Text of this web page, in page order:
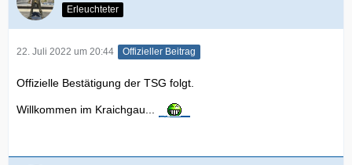
Erleuchteter
22. Juli 2022 um 20:44 Offizieller Beitrag
Offizielle Bestätigung der TSG folgt.
Willkommen im Kraichgau...